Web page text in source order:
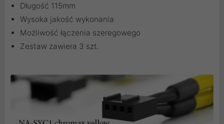
Długość 115mm
Wysoka jakość wykonania
Możliwość łączenia szeregowego
Zestaw zawiera 3 szt.